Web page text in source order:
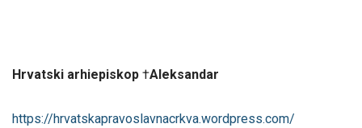
Hrvatski arhiepiskop †Aleksandar
https://hrvatskapravoslavnacrkva.wordpress.com/